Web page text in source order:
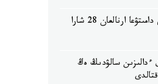
جەڭىل ونەركاسىپتى دامىتۋعا ارنالعان 28 شارا
ءدالىزىن سالۋدىڭ ەڭ